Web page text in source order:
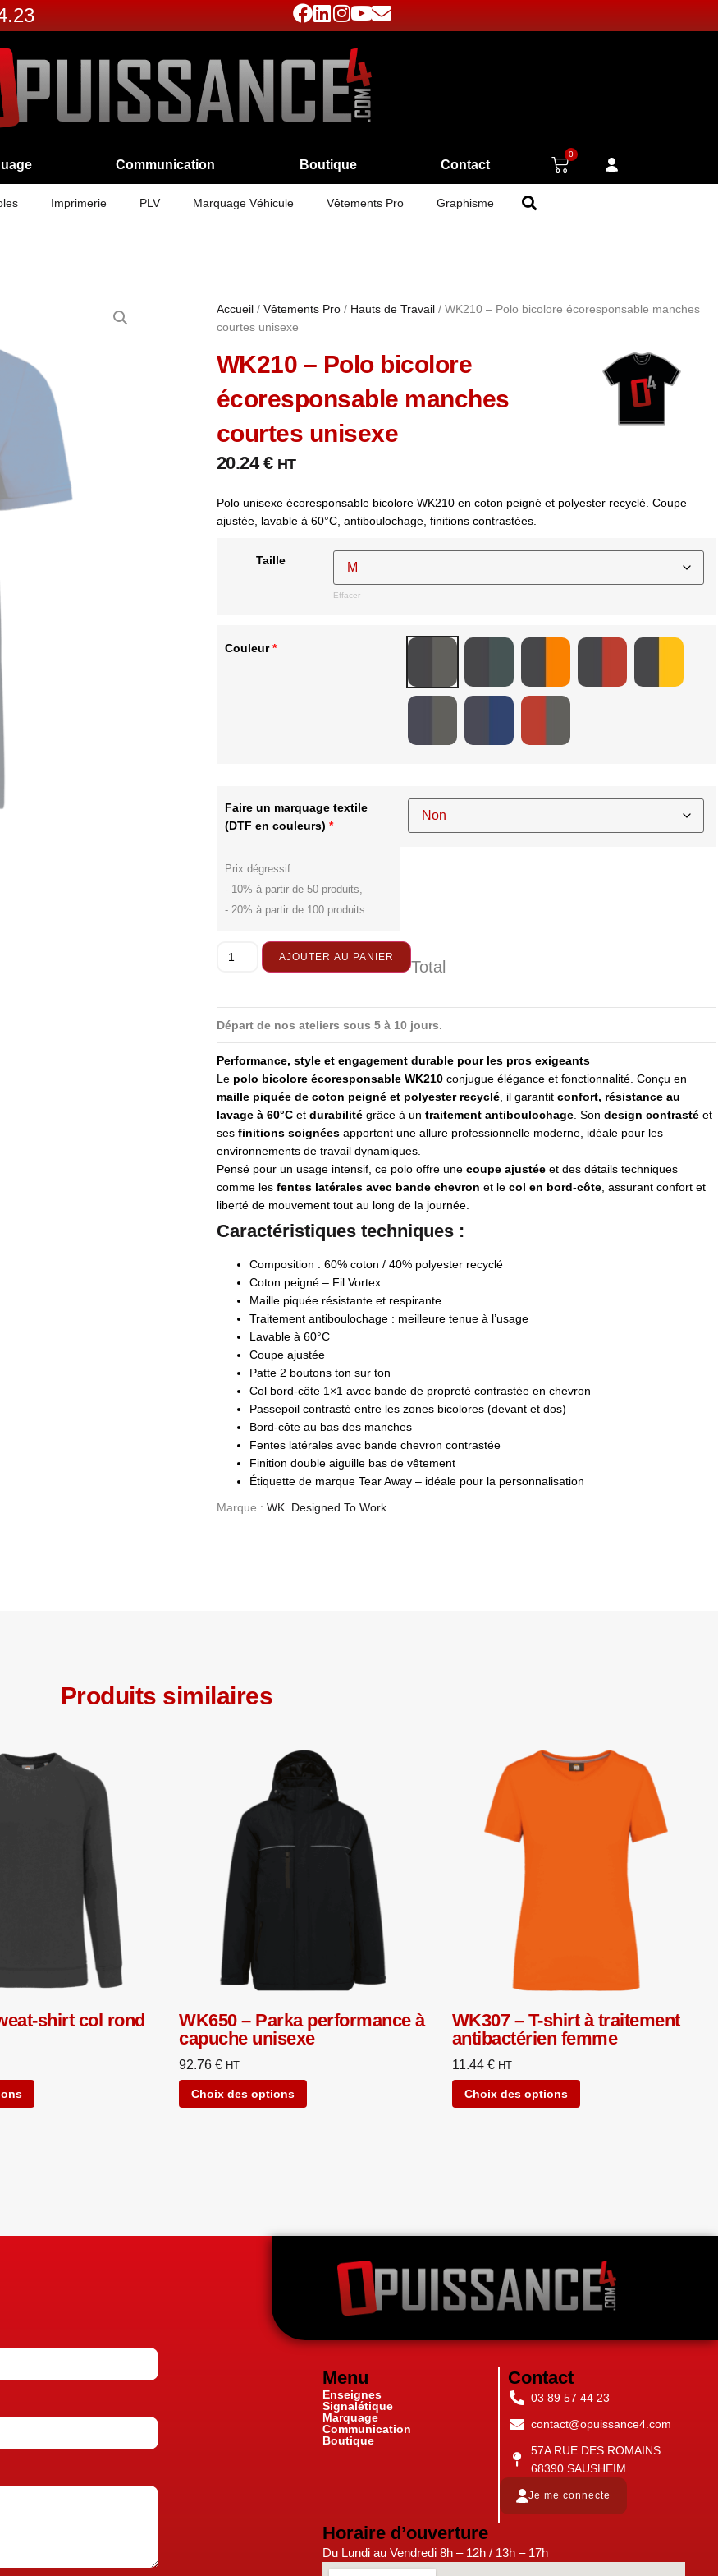
Communication Boutique Contact
0
Imprimerie PLV Marquage Véhicule Vêtements Pro Graphisme
Accueil/ Vêtements Pro/ Hauts de Travail/ WK210 – Polo bicolore écoresponsable manches
courtes unisexe
WK210 – Polo bicolore
écoresponsable manches
courtes unisexe
20.24€ HT
Polo unisexe écoresponsable bicolore WK210 en coton peigné et polyester recyclé. Coupe
ajustée, lavable à 60°C, antiboulochage, finitions contrastées.
Taille
Effacer
Couleur*
Faire un marquage textile
(DTF en couleurs) *
Prix dégressif :
- 10% à partir de 50 produits,
- 20% à partir de 100 produits
AJOUTER AU PANIER
Total
Départ de nos ateliers sous 5 à 10 jours.
Performance, style et engagement durable pour les pros exigeants
Le polo bicolore écoresponsable WK210conjugue élégance et fonctionnalité. Conçu en
maille piquée de coton peigné et polyester recyclé, il garantit confort, résistance au
lavage à 60°Cet durabilitégrâce à un traitement antiboulochage. Son design contrastéet
ses finitions soignéesapportent une allure professionnelle moderne, idéale pour les
environnements de travail dynamiques.
Pensé pour un usage intensif, ce polo offre une coupe ajustéeet des détails techniques
comme les fentes latérales avec bande chevron et le col en bord-côte, assurant confort et
liberté de mouvement tout au long de la journée.
Caractéristiques techniques :
Composition : 60% coton / 40% polyester recyclé
Coton peigné – Fil Vortex
Maille piquée résistante et respirante
Traitement antiboulochage : meilleure tenue à l’usage
Lavable à 60°C
Coupe ajustée
Patte 2 boutons ton sur ton
Col bord-côte 1×1 avec bande de propreté contrastée en chevron
Passepoil contrasté entre les zones bicolores (devant et dos)
Bord-côte au bas des manches
Fentes latérales avec bande chevron contrastée
Finition double aiguille bas de vêtement
Étiquette de marque Tear Away – idéale pour la personnalisation
Marque : WK. Designed To Work
Produits similaires
shirt col rond
WK650 – Parka performance à
capuche unisexe
92.76 € HT
Choix des options
WK307 – T-shirt à traitement
antibactérien femme
11.44 € HT
Choix des options
Menu
Enseignes
Signalétique
Marquage
Communication
Boutique
Contact
03 89 57 44 23
contact@opuissance4.com
57A RUE DES ROMAINS
68390 SAUSHEIM
Je me connecte
Horaire d’ouverture
Du Lundi au Vendredi 8h – 12h / 13h – 17h